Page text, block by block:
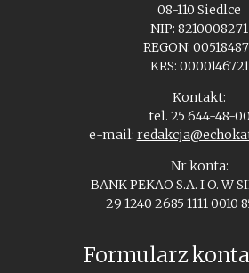
08-110 Siedlce
NIP: 8210008271
REGON:
KRS: 0000146721
Kontakt:
tel. 25 644-48-00
e-mail:
Nr konta:
BANK PEKAO S.A. I O. W
29 1240 2685 1111 0010
Formularz